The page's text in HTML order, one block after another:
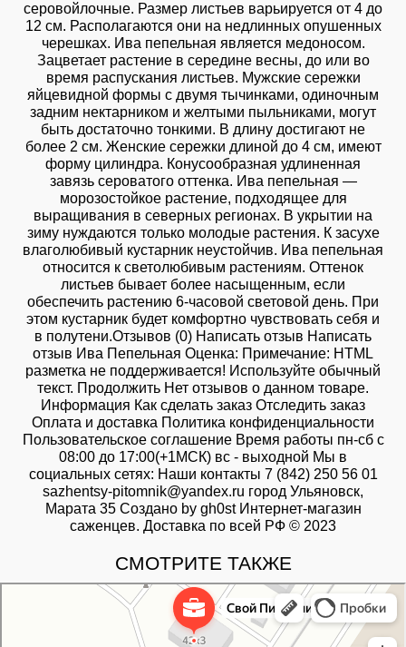
серовойлочные. Размер листьев варьируется от 4 до
12 см. Располагаются они на недлинных опушенных
черешках. Ива пепельная является медоносом.
Зацветает растение в середине весны, до или во
время распускания листьев. Мужские сережки
яйцевидной формы с двумя тычинками, одиночным
задним нектарником и желтыми пыльниками, могут
быть достаточно тонкими. В длину достигают не
более 2 см. Женские сережки длиной до 4 см, имеют
форму цилиндра. Конусообразная удлиненная
завязь сероватого оттенка. Ива пепельная —
морозостойкое растение, подходящее для
выращивания в северных регионах. В укрытии на
зиму нуждаются только молодые растения. К засухе
влаголюбивый кустарник неустойчив. Ива пепельная
относится к светолюбивым растениям. Оттенок
листьев бывает более насыщенным, если
обеспечить растению 6-часовой световой день. При
этом кустарник будет комфортно чувствовать себя и
в полутени.Отзывов (0) Написать отзыв Написать
отзыв Ива Пепельная Оценка: Примечание: HTML
разметка не поддерживается! Используйте обычный
текст. Продолжить Нет отзывов о данном товаре.
Информация Как сделать заказ Отследить заказ
Оплата и доставка Политика конфиденциальности
Пользовательское соглашение Время работы пн-сб с
08:00 до 17:00(+1МСК) вс - выходной Мы в
социальных сетях: Наши контакты 7 (842) 250 56 01
sazhentsy-pitomnik@yandex.ru город Ульяновск,
Марата 35 Создано by gh0st Интернет-магазин
саженцев. Доставка по всей РФ © 2023
СМОТРИТЕ ТАКЖЕ
Питомник растений в Москве